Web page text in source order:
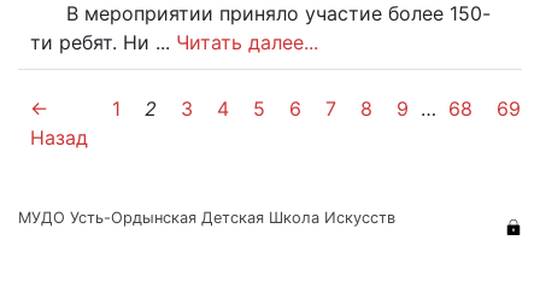
В мероприятии приняло участие более 150-
ти ребят. Ни ... Читать далее...
←
Назад
1 2 3 4 5 6 7 8 9 … 68 69
МУДО Усть-Ордынская Детская Школа Искусств